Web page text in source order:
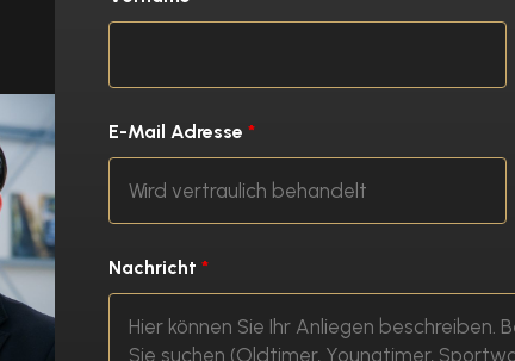
E-Mail Adresse *
Nachricht *